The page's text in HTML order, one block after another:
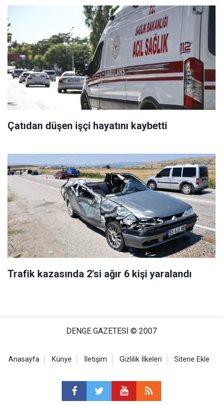
Çatıdan düşen işçi hayatını kaybetti
Trafik kazasında 2'si ağır 6 kişi yaralandı
DENGE GAZETESİ © 2007
Anasayfa Künye İletişim Gizlilik İlkeleri Sitene Ekle